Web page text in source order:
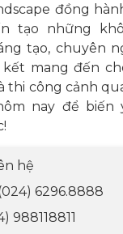
đồng
tạo những
tạo, chuyên
mang đến
thi công cảnh
nay để biến
hệ
6296.8888
988118811